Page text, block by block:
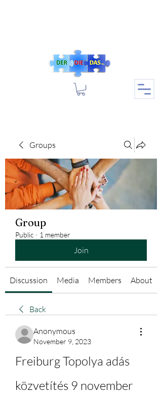
Groups
Group
Public · 1 member
Join
Discussion Media Members About
Back
Anonymous
November 9, 2023
Freiburg Topolya adás
közvetítés 9 november